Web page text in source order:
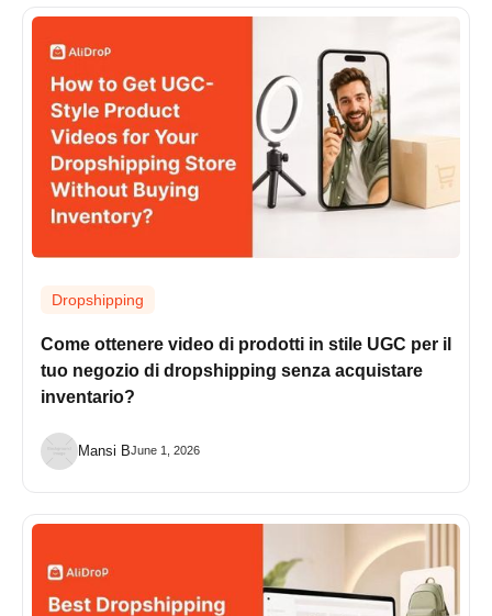
Dropshipping
Come ottenere video di prodotti in stile UGC per il
tuo negozio di dropshipping senza acquistare
inventario?
Mansi BJune 1, 2026